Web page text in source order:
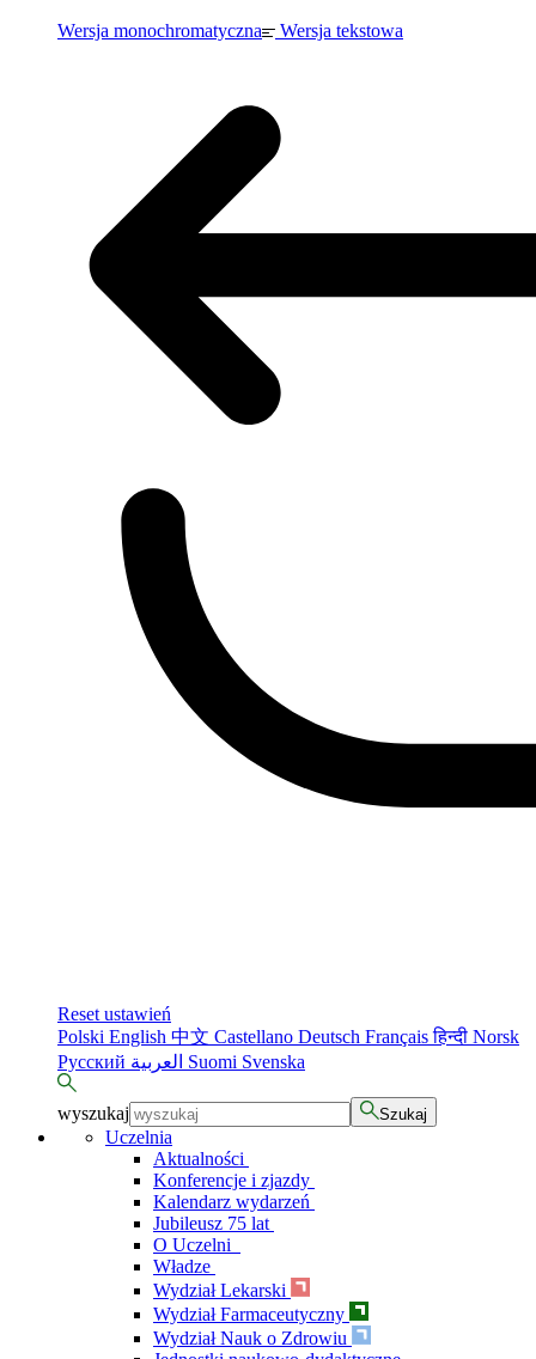
Wersja monochromatyczna Wersja tekstowa
Reset ustawień
Polski English 中文 Castellano Deutsch Françaisहिन्दी Norsk
Русский
Suomi Svenska
wyszukaj Szukaj
Uczelnia
Aktualności
Konferencje i zjazdy
Kalendarz wydarzeń
Jubileusz 75 lat
O Uczelni
Władze
Wydział Lekarski
Wydział Farmaceutyczny
Wydział Nauk o Zdrowiu